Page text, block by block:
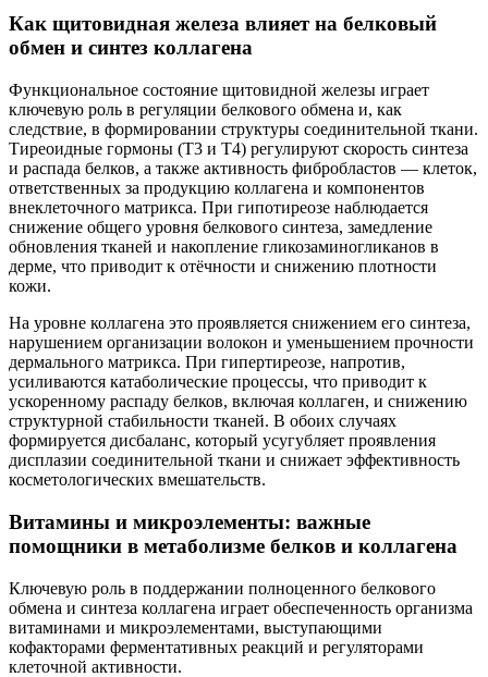
Как щитовидная железа влияет на белковый
обмен и синтез коллагена
Функциональное состояние щитовидной железы играет
ключевую роль в регуляции белкового обмена и, как
следствие, в формировании структуры соединительной ткани.
Тиреоидные гормоны (Т3 и Т4) регулируют скорость синтеза
и распада белков, а также активность фибробластов — клеток,
ответственных за продукцию коллагена и компонентов
внеклеточного матрикса. При гипотиреозе наблюдается
снижение общего уровня белкового синтеза, замедление
обновления тканей и накопление гликозаминогликанов в
дерме, что приводит к отёчности и снижению плотности
кожи.
На уровне коллагена это проявляется снижением его синтеза,
нарушением организации волокон и уменьшением прочности
дермального матрикса. При гипертиреозе, напротив,
усиливаются катаболические процессы, что приводит к
ускоренному распаду белков, включая коллаген, и снижению
структурной стабильности тканей. В обоих случаях
формируется дисбаланс, который усугубляет проявления
дисплазии соединительной ткани и снижает эффективность
косметологических вмешательств.
Витамины и микроэлементы: важные
помощники в метаболизме белков и коллагена
Ключевую роль в поддержании полноценного белкового
обмена и синтеза коллагена играет обеспеченность организма
витаминами и микроэлементами, выступающими
кофакторами ферментативных реакций и регуляторами
клеточной активности.